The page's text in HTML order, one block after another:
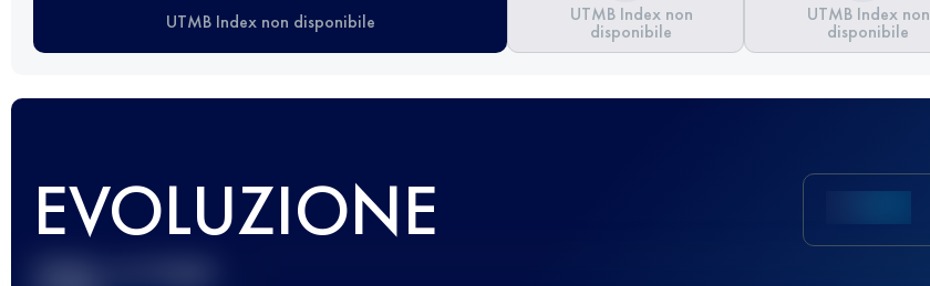
UTMB Index non disponibile UTMB Index non
disponibile
UTMB Index non
disponibile
EVOLUZIONE
Miglior punteggio